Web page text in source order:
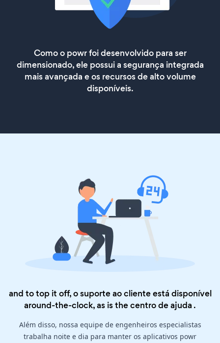
Como o powr foi desenvolvido para ser
dimensionado, ele possui a segurança integrada
mais avançada e os recursos de alto volume
disponíveis.
and to top it off, o suporte ao cliente está disponível
around-the-clock, as is thecentro de ajuda .
Além disso, nossa equipe de engenheiros especialistas
trabalha noite e dia para manter os aplicativos powr